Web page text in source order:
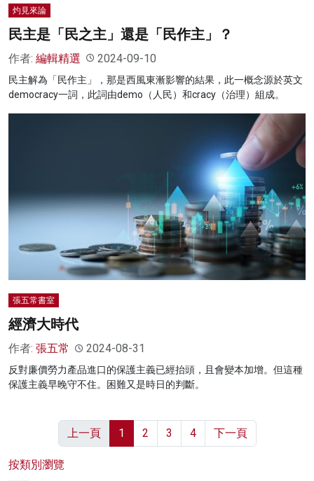
灼見來論
民主是「民之主」還是「民作主」？
作者: 編輯精選 2024-09-10
民主解為「民作主」，那是西風東漸影響的結果，此一概念源於英文
democracy一詞，此詞由demo（人民）和cracy（治理）組成。
張五常書室
經濟大時代
作者: 張五常 2024-08-31
反對廉價勞力產品進口的保護主義已經抬頭，且會變本加增。但這種
保護主義早晚守不住。困難又是時日的判斷。
上一頁 1 2 3 4 下一頁
按類別瀏覽